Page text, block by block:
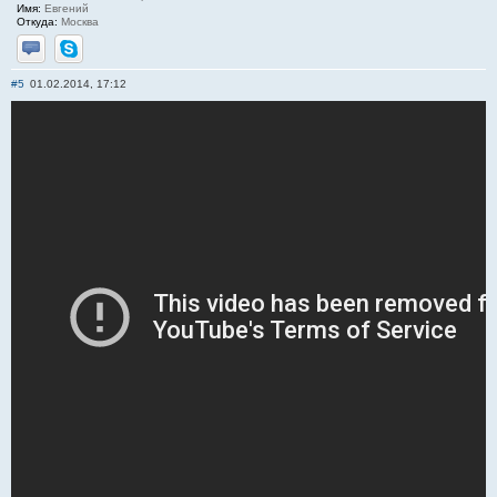
Имя: Евгений
Откуда: Москва
Отправить личное сообщение
Skype
#5 01.02.2014, 17:12